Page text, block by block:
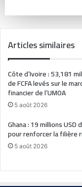
Articles similaires
Côte d’Ivoire : 53,181
de FCFA levés sur le
financier de l’UMOA
5 août 2026
Ghana : 19 millions USD
pour renforcer la filière
5 août 2026